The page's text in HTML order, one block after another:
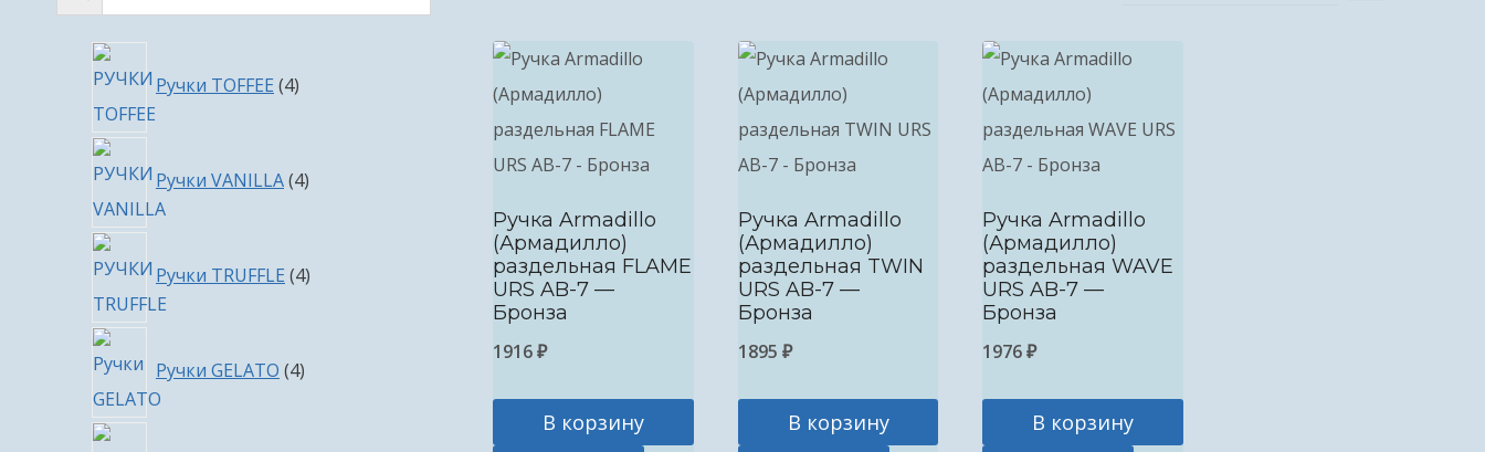
Ручка Armadillo
(Армадилло)
раздельная FLAME
URS AB-7 —
Бронза
1916₽
В корзину
Ручка Armadillo
(Армадилло)
раздельная TWIN
URS AB-7 —
Бронза
1895 ₽
В корзину
Ручка Armadillo
(Армадилло)
раздельная WAVE
URS AB-7 —
Бронза
1976₽
В корзину
Ручки TOFFEE 4товара
Ручки VANILLA 4товара
Ручки TRUFFLE 4товара
Ручки GELATO 4товара